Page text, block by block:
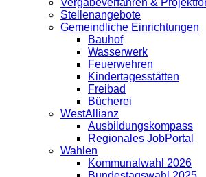
Vergabeverfahren &
Stellenangebote
Gemeindliche Einrichtungen
Bauhof
Wasserwerk
Feuerwehren
Kindertagesstätten
Freibad
Bücherei
WestAllianz
Ausbildungskompass
Regionales JobPortal
Wahlen
Kommunalwahl 2026